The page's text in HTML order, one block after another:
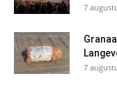
7
7